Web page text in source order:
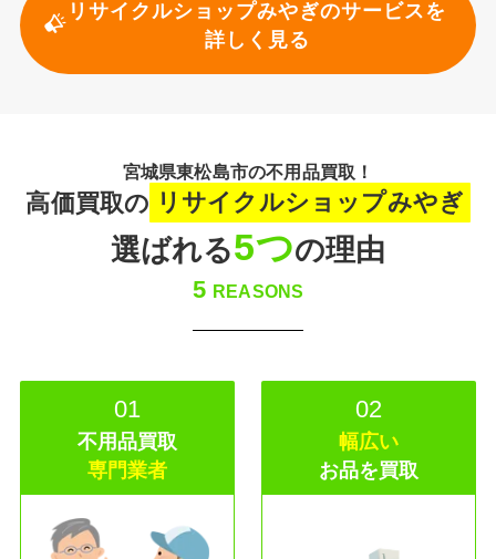
リサイクルショップみやぎのサービスを
詳しく見る
宮城県東松島市の不用品買取！
高価買取の リサイクルショップみやぎ
選ばれる5つの理由
5 REASONS
01
不用品買取
専門業者
02
幅広い
お品を買取